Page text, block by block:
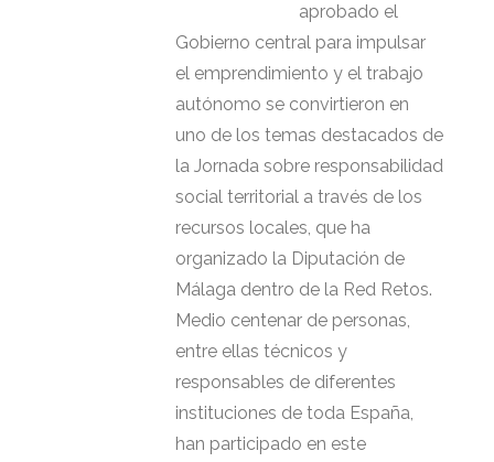
aprobado el
Gobierno central para impulsar
el emprendimiento y el trabajo
autónomo se convirtieron en
uno de los temas destacados de
la Jornada sobre responsabilidad
social territorial a través de los
recursos locales, que ha
organizado la Diputación de
Málaga dentro de la Red Retos.
Medio centenar de personas,
entre ellas técnicos y
responsables de diferentes
instituciones de toda España,
han participado en este